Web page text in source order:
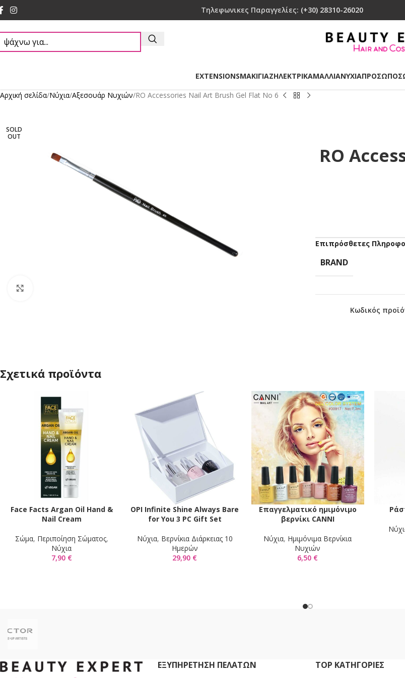
Τηλεφωνικες Παραγγελίες: (+30) 28310-26020
EXTENSIONSΜΑΚΙΓΙΑΖΗΛΕΚΤΡΙΚΑΜΑΛΛΙΑΝΥΧΙΑΠΡΟΣΩΠΟ
Αρχική σελίδα Νύχια Αξεσουάρ Νυχιών RO Accessories Nail Art Brush Gel Flat No 6
SOLD
OUT
RO
Επιπρόσθετες
BRAND
Κωδικός
Σχετικά προϊόντα
ΠΡΟΣΘΉΚΗ ΣΤΟ ΚΑΛΆΘΙ
Face Facts Argan Oil Hand &
Nail Cream
Σώμα, Περιποίηση Σώματος,
Νύχια
7,90 €
ΠΡΟΣΘΉΚΗ ΣΤΟ ΚΑΛΆΘΙ
OPI Infinite Shine Always Bare
for You 3 PC Gift Set
Νύχια, Βερνίκια Διάρκειας 10
Ημερών
29,90 €
ΕΠΙΛΟΓΉ
Επαγγελματικό ημιμόνιμο
βερνίκι CANNI
Νύχια, Ημιμόνιμα Βερνίκια
Νυχιών
6,50 €
ΕΞΥΠΗΡΈΤΗΣΗ ΠΕΛΑΤΏΝ TOP ΚΑΤΗΓΟΡΙΕΣ